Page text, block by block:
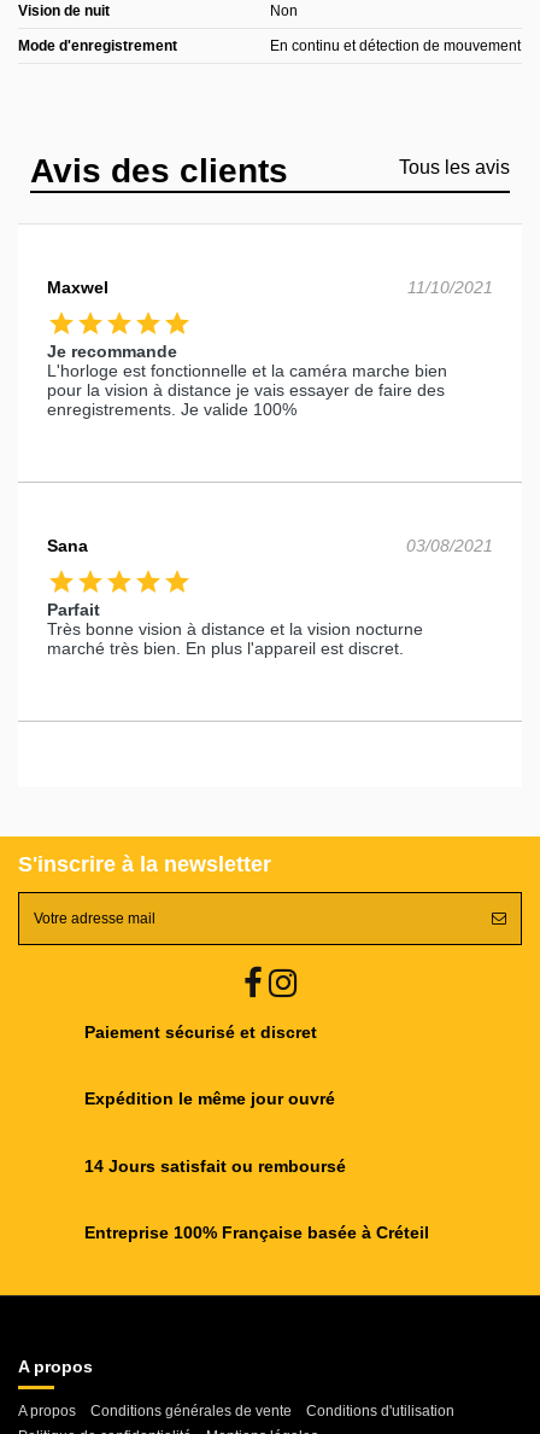
Vision de nuit Non
Mode d'enregistrement En continu et détection de mouvement
Avis des clients Tous les avis
Maxwel 11/10/2021
starstarstarstarstar
Je recommande
L'horloge est fonctionnelle et la caméra marche bien
pour la vision à distance je vais essayer de faire des
enregistrements. Je valide 100%
Sana 03/08/2021
starstarstarstarstar
Parfait
Très bonne vision à distance et la vision nocturne
marché très bien. En plus l'appareil est discret.
S'inscrire à la newsletter
Paiement sécurisé et discret
Expédition le même jour ouvré
14 Jours satisfait ou remboursé
Entreprise 100% Française basée à Créteil
A propos
A propos Conditions générales de vente
Conditions d'utilisation